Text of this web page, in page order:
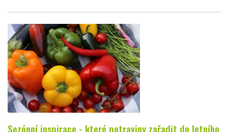
Sezónní inspirace - které potraviny zařadit do letního